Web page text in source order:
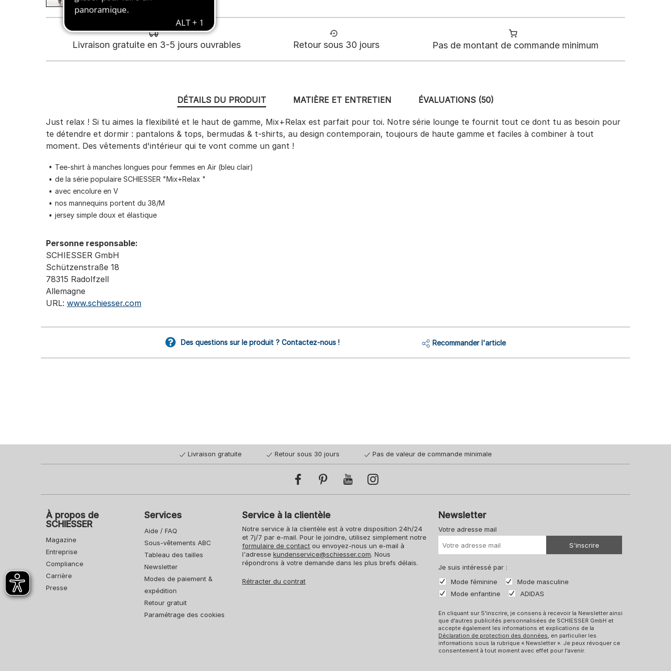
Livraison gratuite en 3-5 jours ouvrables Retour sous 30 jours Pas de montant de commande minimum
DÉTAILS DU PRODUIT
Just relax ! Si tu aimes la flexibilité et le haut de gamme, Mix+Relax est parfait pour toi. Notre série lounge te fournit tout ce dont tu as besoin pour
te détendre et dormir : pantalons & tops, bermudas & t-shirts, au design contemporain, toujours de haute gamme et faciles à combiner à tout
moment. Des vêtements d'intérieur qui te vont comme un gant !
Tee-shirt à manches longues pour femmes en Air (bleu clair)
de la série populaire SCHIESSER "Mix+Relax "
avec encolure en V
nos mannequins portent du 38/M
jersey simple doux et élastique
Personne responsable:
SCHIESSER GmbH
Schützenstraße 18
78315 Radolfzell
Allemagne
URL: www.schiesser.com
MATIÈRE ET ENTRETIEN ÉVALUATIONS (50)
Des questions sur le produit ? Contactez-nous ! Recommander l'article
Livraison gratuite Retour sous 30 jours Pas de valeur de commande minimale
À propos de
SCHIESSER
Magazine
Entreprise
Compliance
Carrière
Presse
Services
Aide / FAQ
Sous-vêtements ABC
Tableau des tailles
Newsletter
Modes de paiement &
expédition
Retour gratuit
Paramétrage des cookies
Service à la clientèle
Notre service à la clientèle est à votre disposition 24h/24
et 7j/7 par e-mail. Pour le joindre, utilisez simplement notre
formulaire de contact ou envoyez-nous un e-mail à
l'adressekundenservice@schiesser.com. Nous
répondrons à votre demande dans les plus brefs délais.
Rétracter du contrat
Newsletter
Votre adresse mail
S'inscrire
Je suis intéressé par :
Mode féminine
Mode masculine
Mode enfantine
ADIDAS
En cliquant sur S'inscrire, je consens à recevoir la Newsletter ainsi
que d'autres publicités personnalisées de SCHIESSER GmbH et
accepte également les informations et explications de la
Déclaration de protection des données, en particulier les
informations sous la rubrique « Newsletter ». Je peux révoquer ce
consentement à tout moment avec effet pour l'avenir.